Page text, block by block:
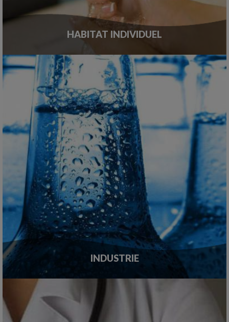
HABITAT INDIVIDUEL
INDUSTRIE